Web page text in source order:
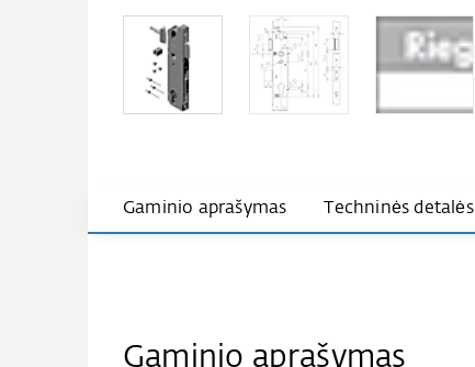
Gaminio aprašymas Techninės detalės
Gaminio aprašymas